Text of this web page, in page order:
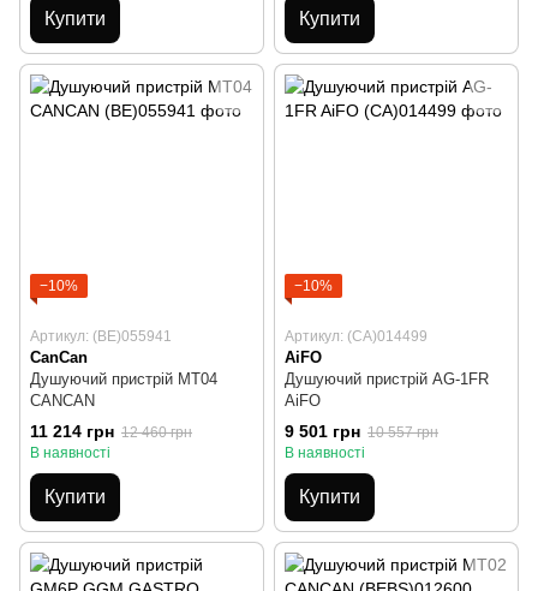
Купити Купити
−10%
Артикул: (BE)055941
CanCan
Душуючий пристрій MT04
CANCAN
11 214 грн 12 460 грн
В наявності
Купити
−10%
Артикул: (CA)014499
AiFO
Душуючий пристрій AG-1FR
AiFO
9 501 грн 10 557 грн
В наявності
Купити